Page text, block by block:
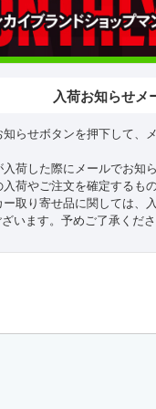
入荷お知らせメ
知らせボタンを押下して、
荷した際にメールでお知
荷やご注文を確定するも
ー取り寄せ品に関しては、
います。予めご了承くださ